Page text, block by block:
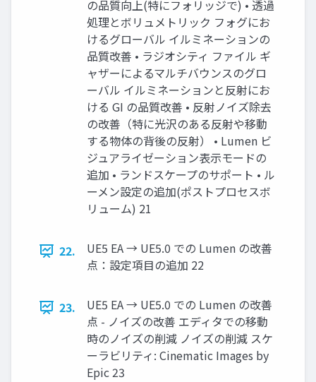
の品質向上(特にフォリッジで) • 透過
処理とボリュメトリック フォグにお
けるグローバル イルミネーションの
品質改善 • ラジオシティ ファイル ギ
ャザーによるマルチバウンスのグロ
ーバル イルミネーションと反射にお
ける GI の品質改善 • 反射ノイズ除去
の改善（特に光沢のある反射や移動
する物体の背後の反射） • Lumen ビ
ジュアライゼーション表示モードの
追加 • ランドスケープのサポート • ル
ーメン設定の追加(ポストプロセスボ
リューム) 21
22.
UE5 EA → UE5.0 での Lumen の改善
点：設定項目の追加 22
23.
UE5 EA → UE5.0 での Lumen の改善
点 - ノイズの改善 エディタでの移動
時のノイズの削減 ノイズの削減 スケ
ーラビリティ: Cinematic Images by
Epic 23